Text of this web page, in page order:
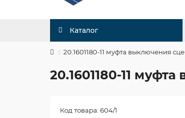
Каталог
20.1601180-11 муфта выключения
20.1601180-11
Код товара: 604/1